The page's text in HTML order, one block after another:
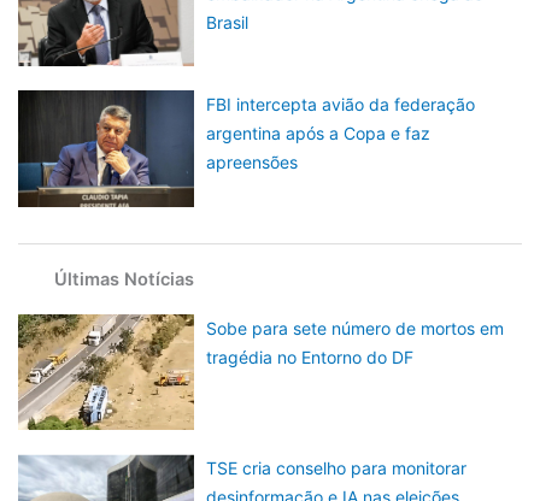
Brasil
FBI intercepta avião da federação
argentina após a Copa e faz
apreensões
Últimas Notícias
Sobe para sete número de mortos em
tragédia no Entorno do DF
TSE cria conselho para monitorar